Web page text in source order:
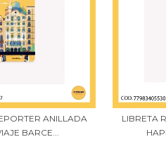
ANILLADA
BARCE...
LIBRETA